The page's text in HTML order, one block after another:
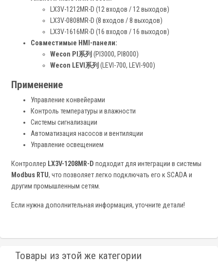
LX3V-1212MR-D (12 входов / 12 выходов)
LX3V-0808MR-D (8 входов / 8 выходов)
LX3V-1616MR-D (16 входов / 16 выходов)
Совместимые HMI-панели:
Wecon PI系列 (PI3000, PI8000)
Wecon LEVI系列 (LEVI-700, LEVI-900)
Применение
Управление конвейерами
Контроль температуры и влажности
Системы сигнализации
Автоматизация насосов и вентиляции
Управление освещением
Контроллер LX3V-1208MR-D подходит для интеграции в системы
Modbus RTU, что позволяет легко подключать его к SCADA и
другим промышленным сетям.
Если нужна дополнительная информация, уточните детали!
Товары из этой же категории